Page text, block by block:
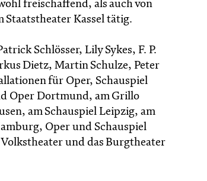
freischaffend, als auch von
Staatstheater Kassel tätig.
Schlösser, Lily Sykes, F. P.
Dietz, Martin Schulze, Peter
für Oper, Schauspiel
Oper Dortmund, am Grillo
am Schauspiel Leipzig, am
Oper und Schauspiel
und das Burgtheater